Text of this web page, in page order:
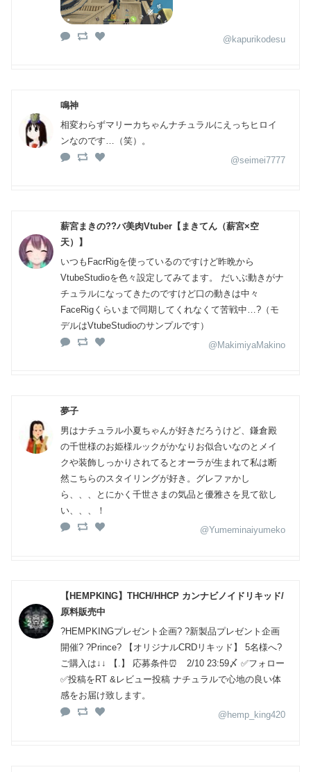
@kapurikodesu
鳴神
相変わらずマリーカちゃんナチュラルにえっちヒロイ
ンなのです…（笑）。
@seimei7777
薪宮まきの??バ美肉Vtuber【まきてん（薪宮×空
天）】
いつもFacrRigを使っているのですけど昨晩から
VtubeStudioを色々設定してみてます。 だいぶ動きがナ
チュラルになってきたのですけど口の動きは中々
FaceRigくらいまで同期してくれなくて苦戦中…?（モ
デルはVtubeStudioのサンプルです）
@MakimiyaMakino
夢子
男はナチュラル小夏ちゃんが好きだろうけど、鎌倉殿
の千世様のお姫様ルックがかなりお似合いなのとメイ
クや装飾しっかりされてるとオーラが生まれて私は断
然こちらのスタイリングが好き。グレファかし
ら、、、とにかく千世さまの気品と優雅さを見て欲し
い、、、！
@Yumeminaiyumeko
【HEMPKING】THCH/HHCP カンナビノイドリキッド/
原料販売中
?HEMPKINGプレゼント企画? ?新製品プレゼント企画
開催? ?Prince? 【オリジナルCRDリキッド】 5名様へ?
ご購入は↓↓ 【.】 応募条件⏰ 2/10 23:59〆 ✅フォロー
✅投稿をRT &レビュー投稿 ナチュラルで心地の良い体
感をお届け致します。
@hemp_king420